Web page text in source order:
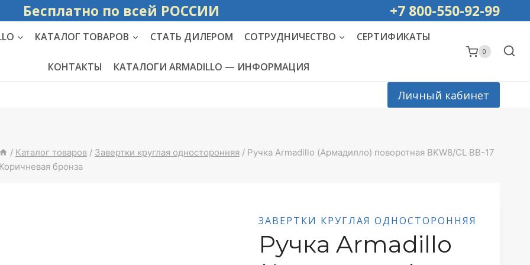
Бесплатно по всей РОССИИ +7 800-550-92-99
КАТАЛОГ ТОВАРОВ СТАТЬ ДИЛЕРОМ СОТРУДНИЧЕСТВО СЕРТИФИКАТЫ
КОНТАКТЫ КАТАЛОГИ ARMADILLO — ИНФОРМАЦИЯ
0
Личный кабинет
/ Каталог товаров / Завертки круглая односторонняя / Ручка Armadillo (Армадилло) поворотная BKW8/CL BB-17
Коричневая бронза
ЗАВЕРТКИ КРУГЛАЯ ОДНОСТОРОННЯЯ
Ручка Armadillo